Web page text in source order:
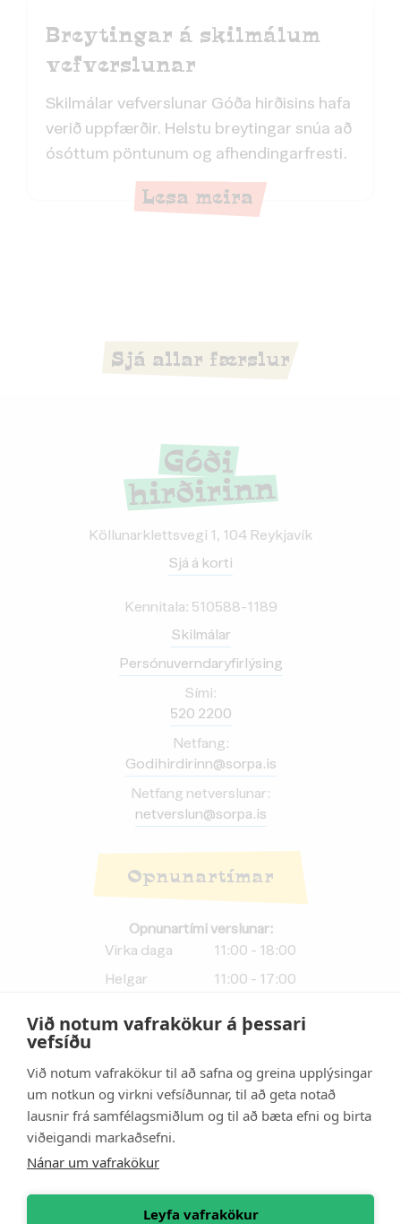
Breytingar á skilmálum
vefverslunar
Skilmálar vefverslunar Góða hirðisins hafa
verið uppfærðir. Helstu breytingar snúa að
ósóttum pöntunum og afhendingarfresti.
Lesa meira
Sjá allar færslur
Köllunarklettsvegi 1, 104 Reykjavík
Sjá á korti
Kennitala: 510588-1189
Skilmálar
Persónuverndaryfirlýsing
Sími:
520 2200
Netfang:
Godihirdirinn@sorpa.is
Netfang netverslunar:
netverslun@sorpa.is
Opnunartímar
Opnunartími verslunar:
Virka daga
11:00 - 18:00
Helgar
11:00 - 17:00
Afhendingartími netverslunar:
Helgar
11:00 - 16:50
Athugið:Afhendingartími
vefverslunar er
styttri
Við notum vafrakökur á þessari
vefsíðu
Við notum vafrakökur til að safna og greina upplýsingar
um notkun og virkni vefsíðunnar, til að geta notað
lausnir frá samfélagsmiðlum og til að bæta efni og birta
viðeigandi markaðsefni.
Nánar um vafrakökur
Leyfa vafrakökur